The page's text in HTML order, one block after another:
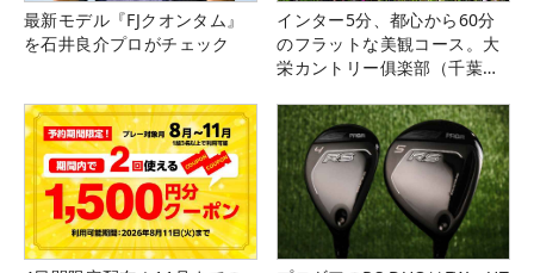
最新モデル『FJクオンタム』
を石井良介プロがチェック
インター5分、都心から60分
のフラットな美観コース。大
栄カントリー俱楽部（千葉